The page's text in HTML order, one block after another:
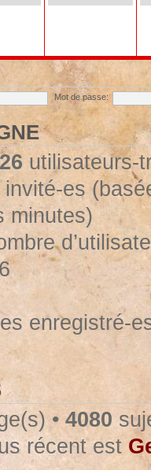
Mot de passe:
utilisateurs-
es
minutes)
enregistré-
• 4080
récent est